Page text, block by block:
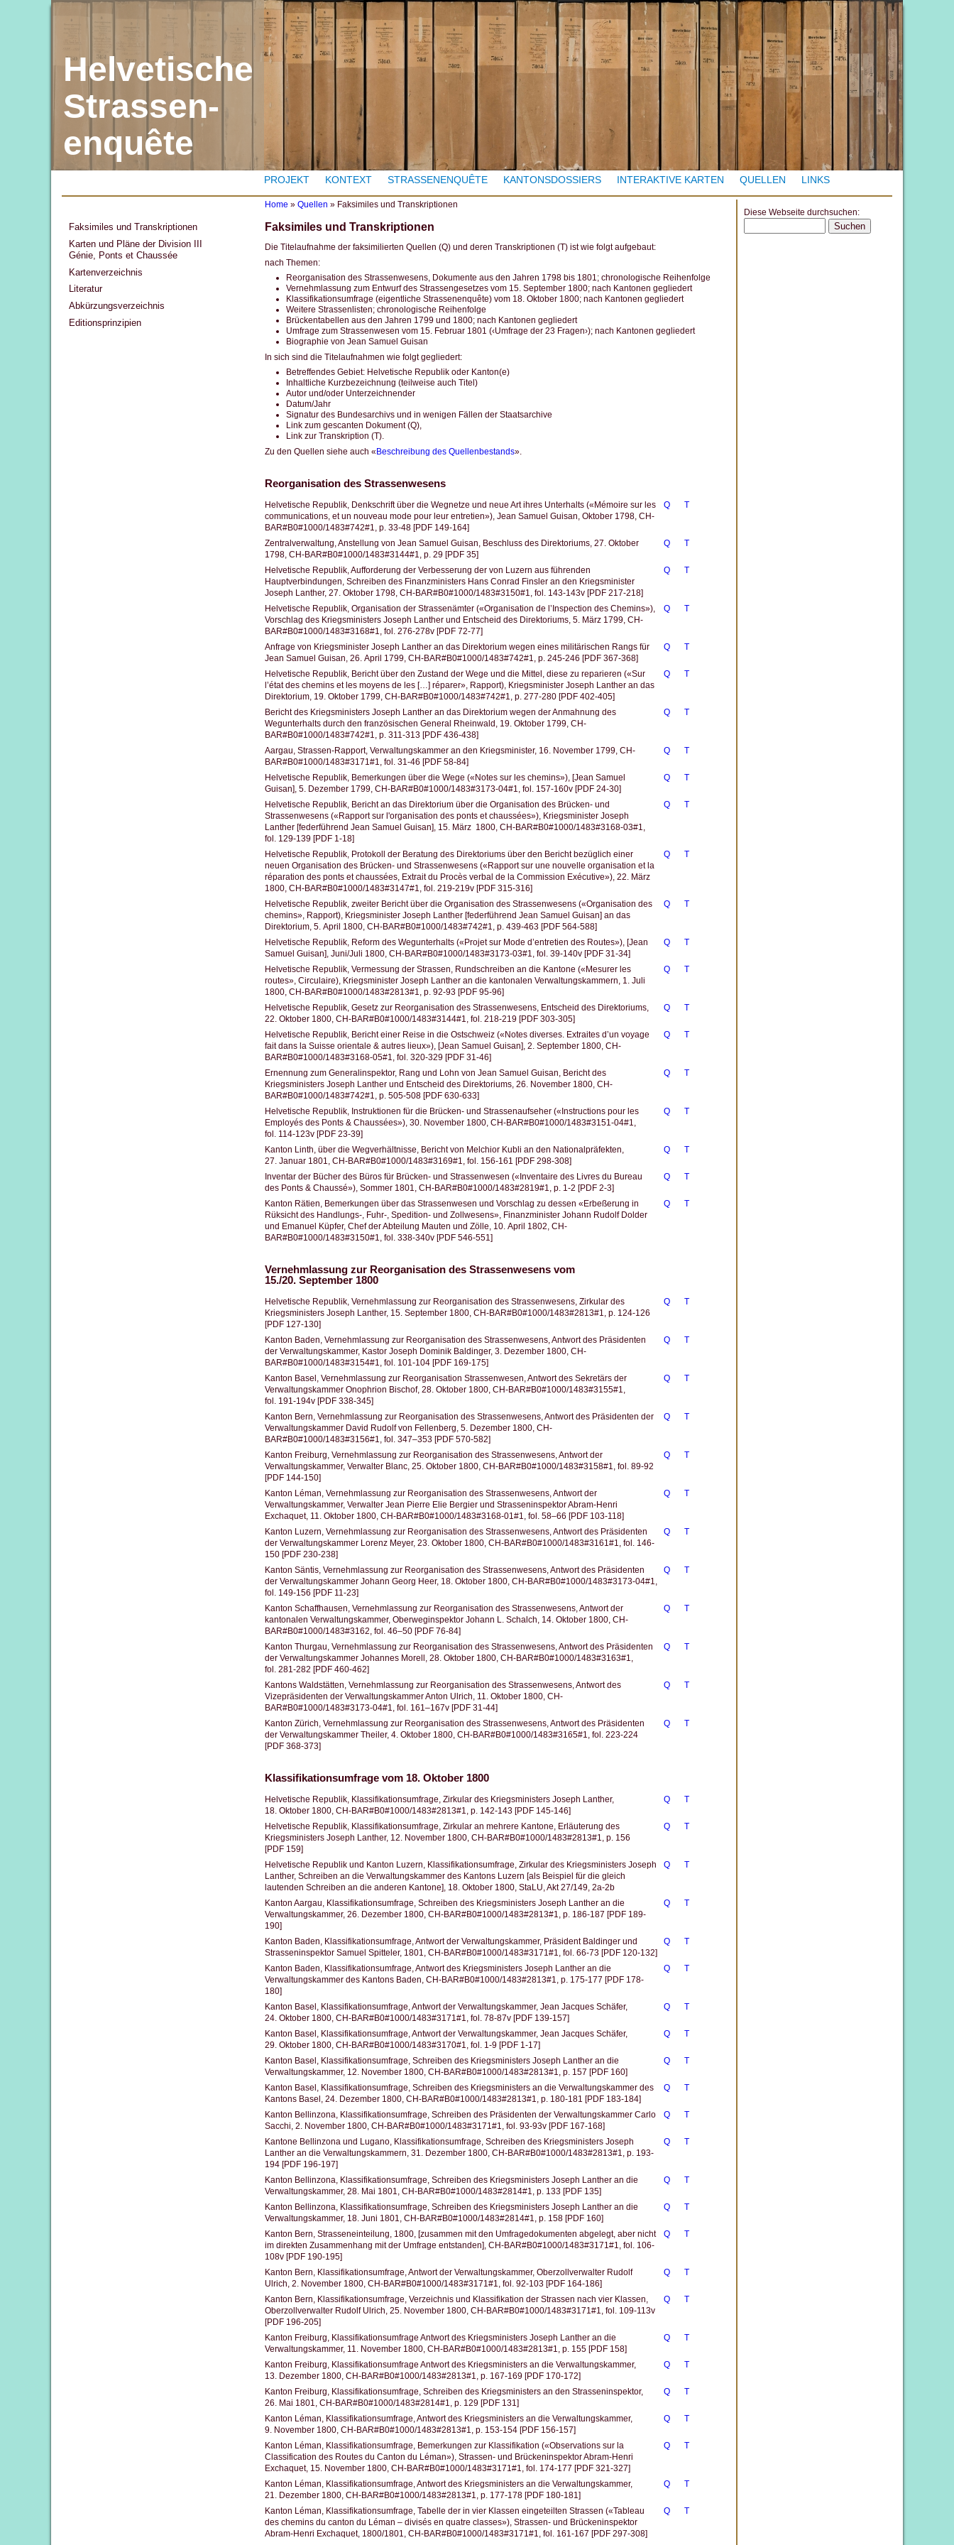
Jump to navigation
Helvetische
Strassen-
enquête
PROJEKT KONTEXT STRASSENENQUÊTE KANTONSDOSSIERS INTERAKTIVE KARTEN QUELLEN LINKS
Y
o
u
a
r
Home » Quellen » Faksimiles und Transkriptionen
Faksimiles und Transkriptionen
Die Titelaufnahme der faksimilierten Quellen (Q) und deren Transkriptionen (T) ist wie folgt aufgebaut:
nach Themen:
Reorganisation des Strassenwesens, Dokumente aus den Jahren 1798 bis 1801; chronologische Reihenfolge
Vernehmlassung zum Entwurf des Strassengesetzes vom 15. September 1800; nach Kantonen gegliedert
Klassifikationsumfrage (eigentliche Strassenenquête) vom 18. Oktober 1800; nach Kantonen gegliedert
Weitere Strassenlisten; chronologische Reihenfolge
Brückentabellen aus den Jahren 1799 und 1800; nach Kantonen gegliedert
Umfrage zum Strassenwesen vom 15. Februar 1801 (‹Umfrage der 23 Fragen›); nach Kantonen gegliedert
Biographie von Jean Samuel Guisan
In sich sind die Titelaufnahmen wie folgt gegliedert:
Betreffendes Gebiet: Helvetische Republik oder Kanton(e)
Inhaltliche Kurzbezeichnung (teilweise auch Titel)
Autor und/oder Unterzeichnender
Datum/Jahr
Signatur des Bundesarchivs und in wenigen Fällen der Staatsarchive
Link zum gescanten Dokument (Q),
Link zur Transkription (T).
Zu den Quellen siehe auch « Beschreibung des Quellenbestands».
Reorganisation des Strassenwesens
Helvetische Republik, Denkschrift über die Wegnetze und neue Art ihres Unterhalts («Mémoire sur les
communications, et un nouveau mode pour leur entretien»), Jean Samuel Guisan, Oktober 1798, CH-
BAR#B0#1000/1483#742#1, p. 33-48 [PDF 149-164]
Q T
Zentralverwaltung, Anstellung von Jean Samuel Guisan, Beschluss des Direktoriums, 27. Oktober
1798, CH-BAR#B0#1000/1483#3144#1, p. 29 [PDF 35]
Q T
Helvetische Republik, Aufforderung der Verbesserung der von Luzern aus führenden
Hauptverbindungen, Schreiben des Finanzministers Hans Conrad Finsler an den Kriegsminister
Joseph Lanther, 27. Oktober 1798, CH-BAR#B0#1000/1483#3150#1, fol. 143-143v [PDF 217-218]
Q T
Helvetische Republik, Organisation der Strassenämter («Organisation de l’Inspection des Chemins»),
Vorschlag des Kriegsministers Joseph Lanther und Entscheid des Direktoriums, 5. März 1799, CH-
BAR#B0#1000/1483#3168#1, fol. 276-278v [PDF 72-77]
Q T
Anfrage von Kriegsminister Joseph Lanther an das Direktorium wegen eines militärischen Rangs für
Jean Samuel Guisan, 26. April 1799, CH-BAR#B0#1000/1483#742#1, p. 245-246 [PDF 367-368]
Q T
Helvetische Republik, Bericht über den Zustand der Wege und die Mittel, diese zu reparieren («Sur
l’état des chemins et les moyens de les […] réparer», Rapport), Kriegsminister Joseph Lanther an das
Direktorium, 19. Oktober 1799, CH-BAR#B0#1000/1483#742#1, p. 277-280 [PDF 402-405]
Q T
Bericht des Kriegsministers Joseph Lanther an das Direktorium wegen der Anmahnung des
Wegunterhalts durch den französischen General Rheinwald, 19. Oktober 1799, CH-
BAR#B0#1000/1483#742#1, p. 311-313 [PDF 436-438]
Q T
Aargau, Strassen-Rapport, Verwaltungskammer an den Kriegsminister, 16. November 1799, CH-
BAR#B0#1000/1483#3171#1, fol. 31-46 [PDF 58-84]
Q T
Helvetische Republik, Bemerkungen über die Wege («Notes sur les chemins»), [Jean Samuel
Guisan], 5. Dezember 1799, CH-BAR#B0#1000/1483#3173-04#1, fol. 157-160v [PDF 24-30]
Q T
Helvetische Republik, Bericht an das Direktorium über die Organisation des Brücken- und
Strassenwesens («Rapport sur l'organisation des ponts et chaussées»), Kriegsminister Joseph
Lanther [federführend Jean Samuel Guisan], 15. März 1800, CH-BAR#B0#1000/1483#3168-03#1,
fol. 129-139 [PDF 1-18]
Q T
Helvetische Republik, Protokoll der Beratung des Direktoriums über den Bericht bezüglich einer
neuen Organisation des Brücken- und Strassenwesens («Rapport sur une nouvelle organisation et la
réparation des ponts et chaussées, Extrait du Procès verbal de la Commission Exécutive»), 22. März
1800, CH-BAR#B0#1000/1483#3147#1, fol. 219-219v [PDF 315-316]
Q T
Helvetische Republik, zweiter Bericht über die Organisation des Strassenwesens («Organisation des
chemins», Rapport), Kriegsminister Joseph Lanther [federführend Jean Samuel Guisan] an das
Direktorium, 5. April 1800, CH-BAR#B0#1000/1483#742#1, p. 439-463 [PDF 564-588]
Q T
Helvetische Republik, Reform des Wegunterhalts («Projet sur Mode d’entretien des Routes»), [Jean
Samuel Guisan], Juni/Juli 1800, CH-BAR#B0#1000/1483#3173-03#1, fol. 39-140v [PDF 31-34]
Q T
Helvetische Republik, Vermessung der Strassen, Rundschreiben an die Kantone («Mesurer les
routes», Circulaire), Kriegsminister Joseph Lanther an die kantonalen Verwaltungskammern, 1. Juli
1800, CH-BAR#B0#1000/1483#2813#1, p. 92-93 [PDF 95-96]
Q T
Helvetische Republik, Gesetz zur Reorganisation des Strassenwesens, Entscheid des Direktoriums,
22. Oktober 1800, CH-BAR#B0#1000/1483#3144#1, fol. 218-219 [PDF 303-305]
Q T
Helvetische Republik, Bericht einer Reise in die Ostschweiz («Notes diverses. Extraites d’un voyage
fait dans la Suisse orientale & autres lieux»), [Jean Samuel Guisan], 2. September 1800, CH-
BAR#B0#1000/1483#3168-05#1, fol. 320-329 [PDF 31-46]
Q T
Ernennung zum Generalinspektor, Rang und Lohn von Jean Samuel Guisan, Bericht des
Kriegsministers Joseph Lanther und Entscheid des Direktoriums, 26. November 1800, CH-
BAR#B0#1000/1483#742#1, p. 505-508 [PDF 630-633]
Q T
Helvetische Republik, Instruktionen für die Brücken- und Strassenaufseher («Instructions pour les
Employés des Ponts & Chaussées»), 30. November 1800, CH-BAR#B0#1000/1483#3151-04#1,
fol. 114-123v [PDF 23-39]
Q T
Kanton Linth, über die Wegverhältnisse, Bericht von Melchior Kubli an den Nationalpräfekten,
27. Januar 1801, CH-BAR#B0#1000/1483#3169#1, fol. 156-161 [PDF 298-308]
Q T
Inventar der Bücher des Büros für Brücken- und Strassenwesen («Inventaire des Livres du Bureau
des Ponts & Chaussé»), Sommer 1801, CH-BAR#B0#1000/1483#2819#1, p. 1-2 [PDF 2-3]
Q T
Kanton Rätien, Bemerkungen über das Strassenwesen und Vorschlag zu dessen «Erbeßerung in
Rüksicht des Handlungs-, Fuhr-, Spedition- und Zollwesens», Finanzminister Johann Rudolf Dolder
und Emanuel Küpfer, Chef der Abteilung Mauten und Zölle, 10. April 1802, CH-
BAR#B0#1000/1483#3150#1, fol. 338-340v [PDF 546-551]
Q T
Vernehmlassung zur Reorganisation des Strassenwesens vom
15./20. September 1800
Helvetische Republik, Vernehmlassung zur Reorganisation des Strassenwesens, Zirkular des
Kriegsministers Joseph Lanther, 15. September 1800, CH-BAR#B0#1000/1483#2813#1, p. 124-126
[PDF 127-130]
Q T
Kanton Baden, Vernehmlassung zur Reorganisation des Strassenwesens, Antwort des Präsidenten
der Verwaltungskammer, Kastor Joseph Dominik Baldinger, 3. Dezember 1800, CH-
BAR#B0#1000/1483#3154#1, fol. 101-104 [PDF 169-175]
Q T
Kanton Basel, Vernehmlassung zur Reorganisation Strassenwesen, Antwort des Sekretärs der
Verwaltungskammer Onophrion Bischof, 28. Oktober 1800, CH-BAR#B0#1000/1483#3155#1,
fol. 191-194v [PDF 338-345]
Q T
Kanton Bern, Vernehmlassung zur Reorganisation des Strassenwesens, Antwort des Präsidenten der
Verwaltungskammer David Rudolf von Fellenberg, 5. Dezember 1800, CH-
BAR#B0#1000/1483#3156#1, fol. 347–353 [PDF 570-582]
Q T
Kanton Freiburg, Vernehmlassung zur Reorganisation des Strassenwesens, Antwort der
Verwaltungskammer, Verwalter Blanc, 25. Oktober 1800, CH-BAR#B0#1000/1483#3158#1, fol. 89-92
[PDF 144-150]
Q T
Kanton Léman, Vernehmlassung zur Reorganisation des Strassenwesens, Antwort der
Verwaltungskammer, Verwalter Jean Pierre Elie Bergier und Strasseninspektor Abram-Henri
Exchaquet, 11. Oktober 1800, CH-BAR#B0#1000/1483#3168-01#1, fol. 58–66 [PDF 103-118]
Q T
Kanton Luzern, Vernehmlassung zur Reorganisation des Strassenwesens, Antwort des Präsidenten
der Verwaltungskammer Lorenz Meyer, 23. Oktober 1800, CH-BAR#B0#1000/1483#3161#1, fol. 146-
150 [PDF 230-238]
Q T
Kanton Säntis, Vernehmlassung zur Reorganisation des Strassenwesens, Antwort des Präsidenten
der Verwaltungskammer Johann Georg Heer, 18. Oktober 1800, CH-BAR#B0#1000/1483#3173-04#1,
fol. 149-156 [PDF 11-23]
Q T
Kanton Schaffhausen, Vernehmlassung zur Reorganisation des Strassenwesens, Antwort der
kantonalen Verwaltungskammer, Oberweginspektor Johann L. Schalch, 14. Oktober 1800, CH-
BAR#B0#1000/1483#3162, fol. 46–50 [PDF 76-84]
Q T
Kanton Thurgau, Vernehmlassung zur Reorganisation des Strassenwesens, Antwort des Präsidenten
der Verwaltungskammer Johannes Morell, 28. Oktober 1800, CH-BAR#B0#1000/1483#3163#1,
fol. 281-282 [PDF 460-462]
Q T
Kantons Waldstätten, Vernehmlassung zur Reorganisation des Strassenwesens, Antwort des
Vizepräsidenten der Verwaltungskammer Anton Ulrich, 11. Oktober 1800, CH-
BAR#B0#1000/1483#3173-04#1, fol. 161–167v [PDF 31-44]
Q T
Kanton Zürich, Vernehmlassung zur Reorganisation des Strassenwesens, Antwort des Präsidenten
der Verwaltungskammer Theiler, 4. Oktober 1800, CH-BAR#B0#1000/1483#3165#1, fol. 223-224
[PDF 368-373]
Q T
Klassifikationsumfrage vom 18. Oktober 1800
Helvetische Republik, Klassifikationsumfrage, Zirkular des Kriegsministers Joseph Lanther,
18. Oktober 1800, CH-BAR#B0#1000/1483#2813#1, p. 142-143 [PDF 145-146]
Q T
Helvetische Republik, Klassifikationsumfrage, Zirkular an mehrere Kantone, Erläuterung des
Kriegsministers Joseph Lanther, 12. November 1800, CH-BAR#B0#1000/1483#2813#1, p. 156
[PDF 159]
Q T
Helvetische Republik und Kanton Luzern, Klassifikationsumfrage, Zirkular des Kriegsministers Joseph
Lanther, Schreiben an die Verwaltungskammer des Kantons Luzern [als Beispiel für die gleich
lautenden Schreiben an die anderen Kantone], 18. Oktober 1800, StaLU, Akt 27/149, 2a-2b
Q T
Kanton Aargau, Klassifikationsumfrage, Schreiben des Kriegsministers Joseph Lanther an die
Verwaltungskammer, 26. Dezember 1800, CH-BAR#B0#1000/1483#2813#1, p. 186-187 [PDF 189-
190]
Q T
Kanton Baden, Klassifikationsumfrage, Antwort der Verwaltungskammer, Präsident Baldinger und
Strasseninspektor Samuel Spitteler, 1801, CH-BAR#B0#1000/1483#3171#1, fol. 66-73 [PDF 120-132]
Q T
Kanton Baden, Klassifikationsumfrage, Antwort des Kriegsministers Joseph Lanther an die
Verwaltungskammer des Kantons Baden, CH-BAR#B0#1000/1483#2813#1, p. 175-177 [PDF 178-
180]
Q T
Kanton Basel, Klassifikationsumfrage, Antwort der Verwaltungskammer, Jean Jacques Schäfer,
24. Oktober 1800, CH-BAR#B0#1000/1483#3171#1, fol. 78-87v [PDF 139-157]
Q T
Kanton Basel, Klassifikationsumfrage, Antwort der Verwaltungskammer, Jean Jacques Schäfer,
29. Oktober 1800, CH-BAR#B0#1000/1483#3170#1, fol. 1-9 [PDF 1-17]
Q T
Kanton Basel, Klassifikationsumfrage, Schreiben des Kriegsministers Joseph Lanther an die
Verwaltungskammer, 12. November 1800, CH-BAR#B0#1000/1483#2813#1, p. 157 [PDF 160]
Q T
Kanton Basel, Klassifikationsumfrage, Schreiben des Kriegsministers an die Verwaltungskammer des
Kantons Basel, 24. Dezember 1800, CH-BAR#B0#1000/1483#2813#1, p. 180-181 [PDF 183-184]
Q T
Kanton Bellinzona, Klassifikationsumfrage, Schreiben des Präsidenten der Verwaltungskammer Carlo
Sacchi, 2. November 1800, CH-BAR#B0#1000/1483#3171#1, fol. 93-93v [PDF 167-168]
Q T
Kantone Bellinzona und Lugano, Klassifikationsumfrage, Schreiben des Kriegsministers Joseph
Lanther an die Verwaltungskammern, 31. Dezember 1800, CH-BAR#B0#1000/1483#2813#1, p. 193-
194 [PDF 196-197]
Q T
Kanton Bellinzona, Klassifikationsumfrage, Schreiben des Kriegsministers Joseph Lanther an die
Verwaltungskammer, 28. Mai 1801, CH-BAR#B0#1000/1483#2814#1, p. 133 [PDF 135]
Q T
Kanton Bellinzona, Klassifikationsumfrage, Schreiben des Kriegsministers Joseph Lanther an die
Verwaltungskammer, 18. Juni 1801, CH-BAR#B0#1000/1483#2814#1, p. 158 [PDF 160]
Q T
Kanton Bern, Strasseneinteilung, 1800, [zusammen mit den Umfragedokumenten abgelegt, aber nicht
im direkten Zusammenhang mit der Umfrage entstanden], CH-BAR#B0#1000/1483#3171#1, fol. 106-
108v [PDF 190-195]
Q T
Kanton Bern, Klassifikationsumfrage, Antwort der Verwaltungskammer, Oberzollverwalter Rudolf
Ulrich, 2. November 1800, CH-BAR#B0#1000/1483#3171#1, fol. 92-103 [PDF 164-186]
Q T
Kanton Bern, Klassifikationsumfrage, Verzeichnis und Klassifikation der Strassen nach vier Klassen,
Oberzollverwalter Rudolf Ulrich, 25. November 1800, CH-BAR#B0#1000/1483#3171#1, fol. 109-113v
[PDF 196-205]
Q T
Kanton Freiburg, Klassifikationsumfrage Antwort des Kriegsministers Joseph Lanther an die
Verwaltungskammer, 11. November 1800, CH-BAR#B0#1000/1483#2813#1, p. 155 [PDF 158]
Q T
Kanton Freiburg, Klassifikationsumfrage Antwort des Kriegsministers an die Verwaltungskammer,
13. Dezember 1800, CH-BAR#B0#1000/1483#2813#1, p. 167-169 [PDF 170-172]
Q T
Kanton Freiburg, Klassifikationsumfrage, Schreiben des Kriegsministers an den Strasseninspektor,
26. Mai 1801, CH-BAR#B0#1000/1483#2814#1, p. 129 [PDF 131]
Q T
Kanton Léman, Klassifikationsumfrage, Antwort des Kriegsministers an die Verwaltungskammer,
9. November 1800, CH-BAR#B0#1000/1483#2813#1, p. 153-154 [PDF 156-157]
Q T
Kanton Léman, Klassifikationsumfrage, Bemerkungen zur Klassifikation («Observations sur la
Classification des Routes du Canton du Léman»), Strassen- und Brückeninspektor Abram-Henri
Exchaquet, 15. November 1800, CH-BAR#B0#1000/1483#3171#1, fol. 174-177 [PDF 321-327]
Q T
Kanton Léman, Klassifikationsumfrage, Antwort des Kriegsministers an die Verwaltungskammer,
21. Dezember 1800, CH-BAR#B0#1000/1483#2813#1, p. 177-178 [PDF 180-181]
Q T
Kanton Léman, Klassifikationsumfrage, Tabelle der in vier Klassen eingeteilten Strassen («Tableau
des chemins du canton du Léman – divisés en quatre classes»), Strassen- und Brückeninspektor
Abram-Henri Exchaquet, 1800/1801, CH-BAR#B0#1000/1483#3171#1, fol. 161-167 [PDF 297-308]
Q T
Faksimiles und Transkriptionen
Karten und Pläne der Division III
Génie, Ponts et Chaussée
Kartenverzeichnis
Literatur
Abkürzungsverzeichnis
Editionsprinzipien
Diese Webseite durchsuchen: